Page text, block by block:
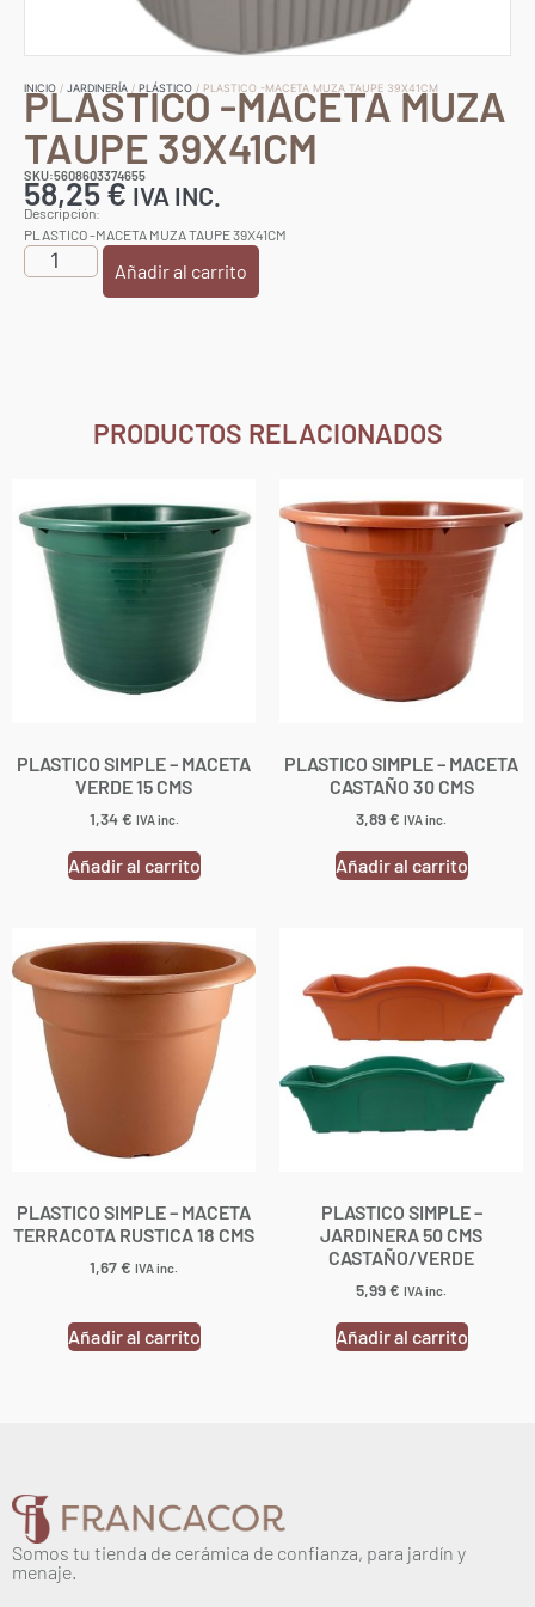
INICIO / JARDINERÍA / PLÁSTICO / PLASTICO -MACETA MUZA TAUPE 39X41CM
PLASTICO -MACETA MUZA
TAUPE 39X41CM
SKU:5608603374655
58,25€ IVA INC.
Descripción:
PLASTICO -MACETA MUZA TAUPE 39X41CM
Añadir al carrito
PRODUCTOS RELACIONADOS
PLASTICO SIMPLE – MACETA
VERDE 15 CMS
1,34€ IVA inc.
Añadir al carrito
PLASTICO SIMPLE – MACETA
CASTAÑO 30 CMS
3,89€ IVA inc.
Añadir al carrito
PLASTICO SIMPLE – MACETA
TERRACOTA RUSTICA 18 CMS
1,67€ IVA inc.
Añadir al carrito
PLASTICO SIMPLE –
JARDINERA 50 CMS
CASTAÑO/VERDE
5,99€ IVA inc.
Añadir al carrito
Somos tu tienda de cerámica de confianza, para jardín y
menaje.